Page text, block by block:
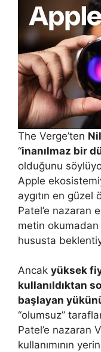
The Verge’ten
“inanılmaz bir
olduğunu
Apple
aygıtın en
Patel’e nazaran
metin
hususta
Ancak yüksek
kullanıldıktan
başlayan
“olumsuz”
Patel’e nazaran
kullanımının